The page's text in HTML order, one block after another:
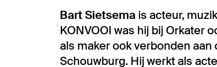
Bart Sietsema is acteur,
KONVOOI was hij bij Orkater
als maker ook verbonden
Schouwburg. Hij werkt als